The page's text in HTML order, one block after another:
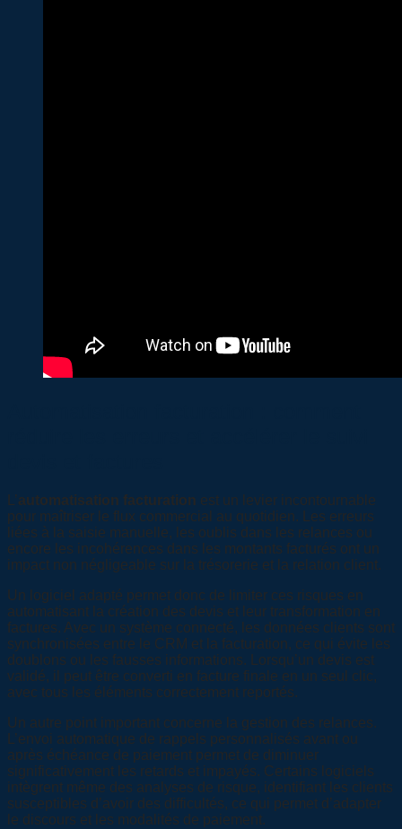
L’automatisation facturation est un levier incontournable
pour maîtriser le flux commercial au quotidien. Les erreurs
liées à la saisie manuelle, les oublis dans les relances ou
encore les incohérences dans les montants facturés ont un
impact non négligeable sur la trésorerie et la relation client.
Un logiciel adapté permet donc de limiter ces risques en
automatisant la création des devis et leur transformation en
factures. Avec un système connecté, les données clients sont
synchronisées entre le CRM et la facturation, ce qui évite les
doublons ou les fausses informations. Lorsqu’un devis est
validé, il peut être converti en facture finale en un seul clic,
avec tous les éléments correctement reportés.
Un autre point important concerne la gestion des relances.
L’envoi automatique de rappels personnalisés avant ou
après échéance de paiement permet de diminuer
significativement les retards et impayés. Certains logiciels
intègrent même des analyses de risque, identifiant les clients
susceptibles d’avoir des difficultés, ce qui permet d’adapter
le discours et les modalités de paiement.